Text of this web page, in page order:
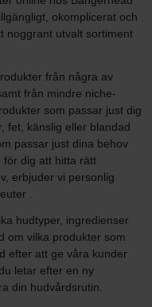
okomplicerat och
noggrant utvalt sortiment
från några av
från mindre niche-
som passar just dig
fet, känslig eller blandad
passar just dina behov
för dig att hitta rätt
erbjuder vi personlig
.
hudtyper, ingredienser
om vilka produkter som
efter att ge våra kunder
letar efter en ny
din hudvårdsrutin.